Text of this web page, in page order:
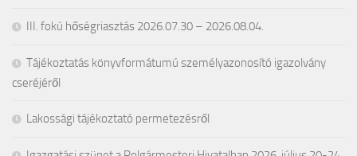
III. fokú hőségriasztás 2026.07.30 – 2026.08.04.
Tájékoztatás könyvformátumú személyazonosító igazolvány
cseréjéről
Lakossági tájékoztató permetezésről